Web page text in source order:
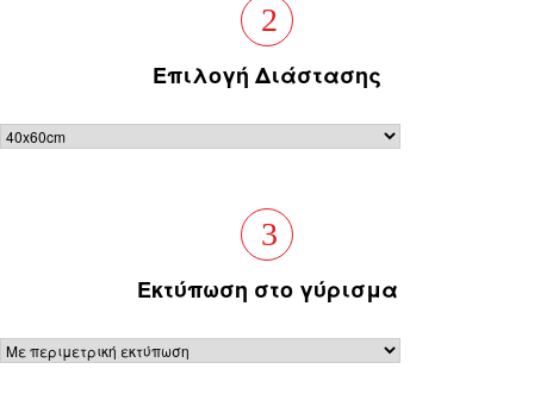
2
Επιλογή Διάστασης
3
Eκτύπωση στο γύρισμα